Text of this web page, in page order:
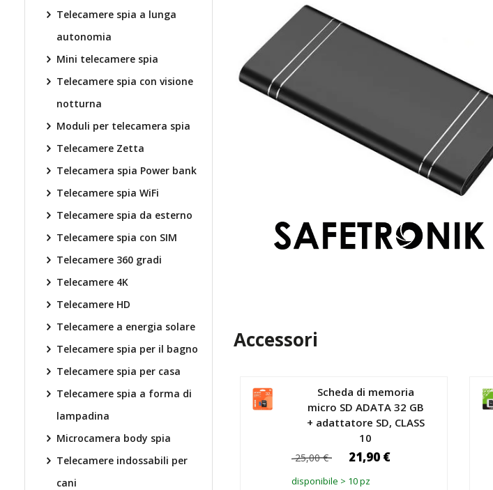
Accessori
Scheda di memoria
GB – Classe 10
28,90 €
disponibile > 10 pz
Scheda di memoria
micro SD ADATA 32 GB
+ adattatore SD, CLASS
10
25,00 € 21,90 €
disponibile > 10 pz
Telecamere spia a lunga
autonomia
Mini telecamere spia
Telecamere spia con visione
notturna
Moduli per telecamera spia
Telecamere Zetta
Telecamera spia Power bank
Telecamere spia WiFi
Telecamere spia da esterno
Telecamere spia con SIM
Telecamere 360 gradi
Telecamere 4K
Telecamere HD
Telecamere a energia solare
Telecamere spia per il bagno
Telecamere spia per casa
Telecamere spia a forma di
lampadina
Microcamera body spia
Telecamere indossabili per
cani